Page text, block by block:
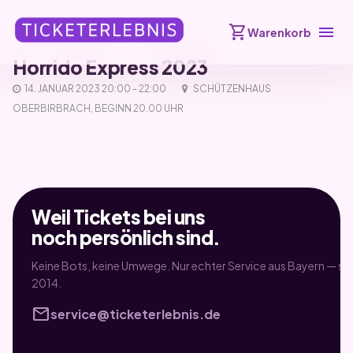
shopping_cartWarenkorb menu
Horrido Express 2023
14. JANUAR 2023 20:00 - 22:00
SCHÜTZENHAUS
OBERBIRBRACH, BEGINN 20.00 UHR
Weil Tickets bei uns
noch persönlich sind.
Keine Bots, keine Umwege. Nur echter Service aus Bayern —
2014.
mailservice@ticketerlebnis.de